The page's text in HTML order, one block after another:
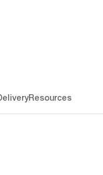
Resources